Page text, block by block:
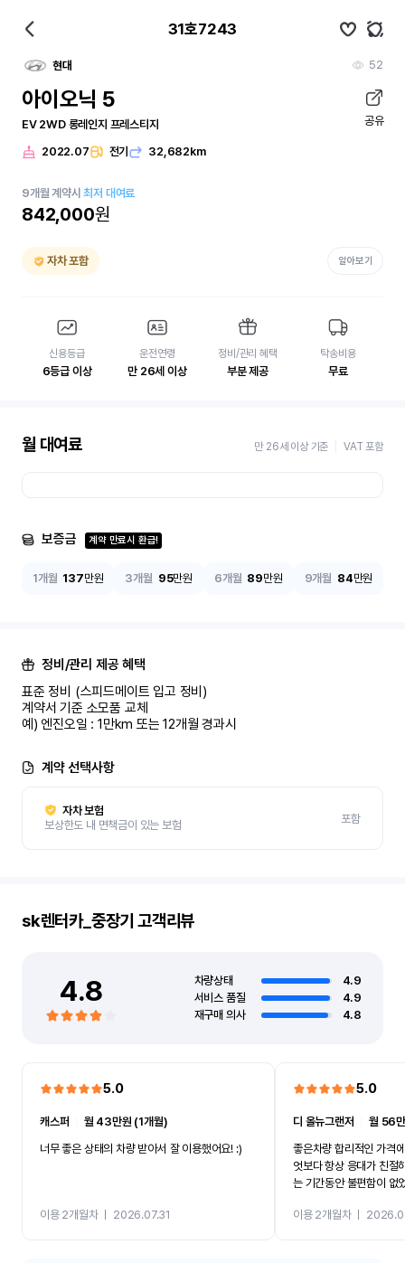
31호7243
현대 52
아이오닉 5
EV 2WD 롱레인지 프레스티지 공유
2022.07 전기 32,682km
9개월 계약시최저 대여료
842,000원
자차 포함 알아보기
신용등급
6등급 이상
운전연령
만 26세 이상
정비/관리 혜택
부분 제공
탁송비용
무료
월 대여료 만 26세 이상 기준 VAT 포함
보증금 계약 만료시 환급!
1개월 137만원 3개월 95만원 6개월 89만원 9개월 84만원
정비/관리 제공 혜택
표준 정비 (스피드메이트 입고 정비)
계약서 기준 소모품 교체
예) 엔진오일 : 1만km 또는 12개월 경과시
계약 선택사항
자차 보험
보상한도 내 면책금이 있는 보험
포함
sk렌터카_중장기 고객리뷰
4.8 차량상태
4.9
서비스 품질
4.9
재구매 의사
4.8
5.0
캐스퍼
월 43만원 (1개월)
너무 좋은 상태의 차량 받아서 잘 이용했어요! :)
이용 2개월차ㅣ 2026.07.31
5.0
디 올뉴그랜저 ㅣ월 56
좋은차량 합리적인 가격
엇보다 항상 응대가 친절
는 기간동안 불편함이 없
카 렌트 고민없이 강추합
이용 2개월차ㅣ